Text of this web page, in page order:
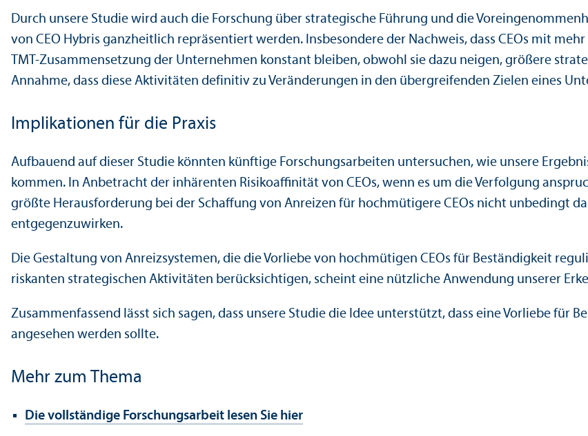
Durch unsere Studie wird auch die Forschung über strategische Führung und die
von CEO Hybris ganzheitlich repräsentiert werden. Insbesondere der Nachweis, dass CEOs mit
TMT-Zusammensetzung der Unter­nehmen konstant bleiben, obwohl sie dazu neigen, größere
Annahme, dass diese Aktivitäten definitiv zu Veränderungen in den übergreifenden Zielen eines
Implikationen für die Praxis
Aufbauend auf dieser Studie könnten künftige Forschungs­arbeiten unter­suchen, wie unsere
kommen. In Anbetracht der inhärenten Risikoaffinität von CEOs, wenn es um die Verfolgung
größte Herausforderung bei der Schaffung von Anreizen für hochmütigere CEOs nicht unbedingt
entgegenzuwirken.
Die Gestaltung von Anreiz­systemen, die die Vorliebe von hochmütigen CEOs für Beständigkeit
riskanten strategischen Aktivitäten berücksichtigen, scheint eine nützliche Anwendung unserer
Zusammenfassend lässt sich sagen, dass unsere Studie die Idee unter­stützt, dass eine Vorliebe für
angesehen werden sollte.
Mehr zum Thema
Die vollständige Forschungs­arbeit lesen Sie hier